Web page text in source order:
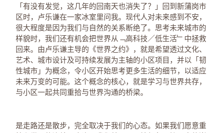
「有没有发觉，这几年的回南天也消失了？」回到新蒲岗巿
区时，卢乐谦在一家冰室里问我。现代人对未来感到不安，
很大程度是因为我们与自然的关系断绝了。思考未来城市的
样貌时，我们还有机会把世界从﹁高科技／低生活﹂中拯救
回来。由卢乐谦主导的《世界之约》，就是希望透过文化、
艺术、城市设计及可持续发展为主轴的小区项目，并以「韧
性城市」为概念，令小区开始思考更多生活的细节，以适应
未来万变的可能。这个概念的核心，就是学习与世界共存，
与小区一起共同重拾与世界沟通的桥梁。
是走路还是散步，完全取决于我们的心态。如果我们愿意重